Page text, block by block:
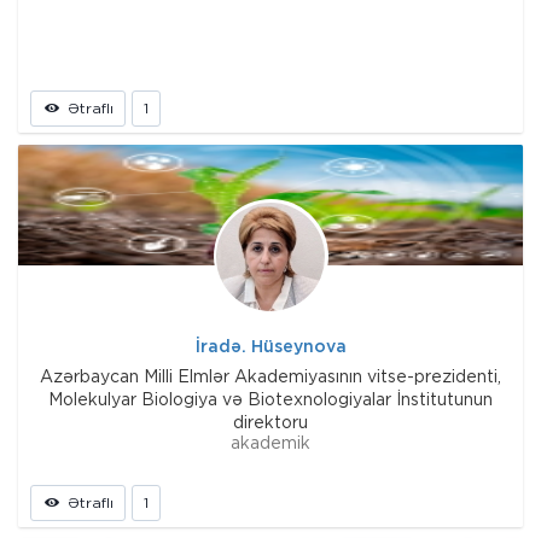
Ətraflı 1
İradə. Hüseynova
Azərbaycan Milli Elmlər Akademiyasının vitse-prezidenti,
Molekulyar Biologiya və Biotexnologiyalar İnstitutunun
direktoru
akademik
Ətraflı 1